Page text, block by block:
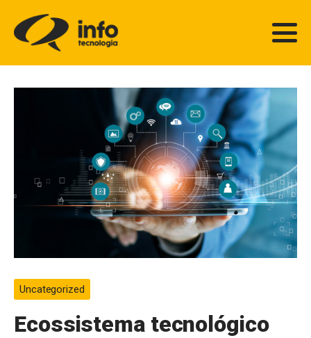
Uncategorized
Ecossistema tecnológico